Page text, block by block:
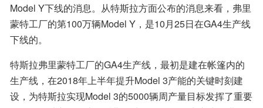
Model Y下线的消息。从特斯拉方面公布的消息来看，弗里
蒙特工厂的第100万辆Model Y，是10月25日在GA4生产线
下线的。
特斯拉弗里蒙特工厂的GA4生产线，最初是建在帐篷内的
生产线，在2018年上半年提升Model 3产能的关键时刻建
设，为特斯拉实现Model 3的5000辆周产量目标发挥了重要